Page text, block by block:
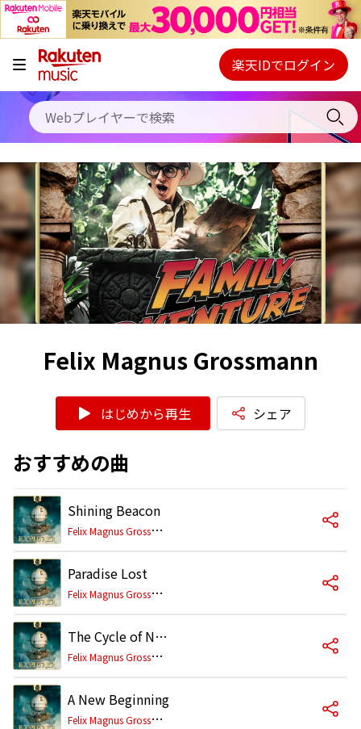
キャンペーン
料金プラン
使い方
初回30日間無料お試し
Webプレイヤー
ご契約内容の確認・変更
楽天IDでログイン
Felix Magnus Grossmann
はじめから再生 シェア
おすすめの曲
Shining Beacon
F
elix Magnus Grossmann
Paradise Lost
F
elix Magnus Grossmann
The Cycle of Nature
F
elix Magnus Grossmann
A New Beginning
F
elix Magnus Grossmann